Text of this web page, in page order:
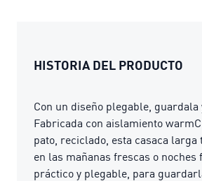
HISTORIA DEL PRODUCTO
Con un diseño plegable, guardala
Fabricada con aislamiento
pato, reciclado, esta casaca
en las mañanas frescas o noches
práctico y plegable, para